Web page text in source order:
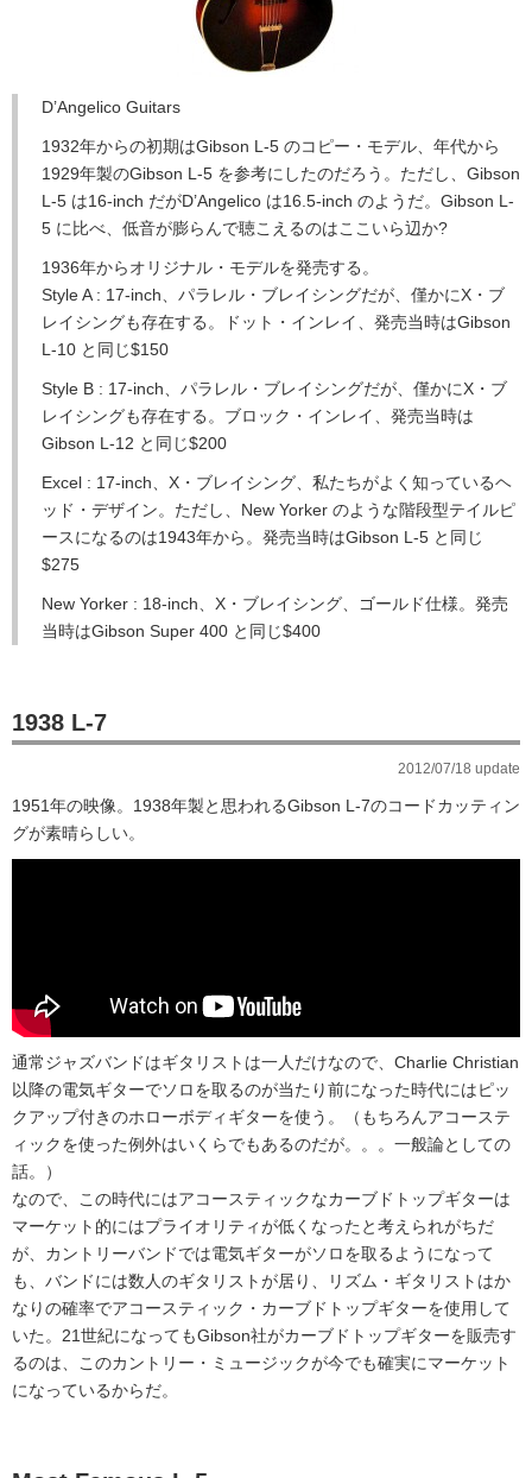
D’Angelico Guitars
1932年からの初期はGibson L-5 のコピー・モデル、年代から
1929年製のGibson L-5 を参考にしたのだろう。ただし、Gibson
L-5 は16-inch だがD’Angelico は16.5-inch のようだ。Gibson L-
5 に比べ、低音が膨らんで聴こえるのはここいら辺か?
1936年からオリジナル・モデルを発売する。
Style A : 17-inch、パラレル・ブレイシングだが、僅かにX・ブ
レイシングも存在する。ドット・インレイ、発売当時はGibson
L-10 と同じ$150
Style B : 17-inch、パラレル・ブレイシングだが、僅かにX・ブ
レイシングも存在する。ブロック・インレイ、発売当時は
Gibson L-12 と同じ$200
Excel : 17-inch、X・ブレイシング、私たちがよく知っているヘ
ッド・デザイン。ただし、New Yorker のような階段型テイルピ
ースになるのは1943年から。発売当時はGibson L-5 と同じ
$275
New Yorker : 18-inch、X・ブレイシング、ゴールド仕様。発売
当時はGibson Super 400 と同じ$400
1938 L-7
2012/07/18 update
1951年の映像。1938年製と思われるGibson L-7のコードカッティン
グが素晴らしい。
通常ジャズバンドはギタリストは一人だけなので、Charlie Christian
以降の電気ギターでソロを取るのが当たり前になった時代にはピッ
クアップ付きのホローボディギターを使う。（もちろんアコーステ
ィックを使った例外はいくらでもあるのだが。。。一般論としての
話。）
なので、この時代にはアコースティックなカーブドトップギターは
マーケット的にはプライオリティが低くなったと考えられがちだ
が、カントリーバンドでは電気ギターがソロを取るようになって
も、バンドには数人のギタリストが居り、リズム・ギタリストはか
なりの確率でアコースティック・カーブドトップギターを使用して
いた。21世紀になってもGibson社がカーブドトップギターを販売す
るのは、このカントリー・ミュージックが今でも確実にマーケット
になっているからだ。